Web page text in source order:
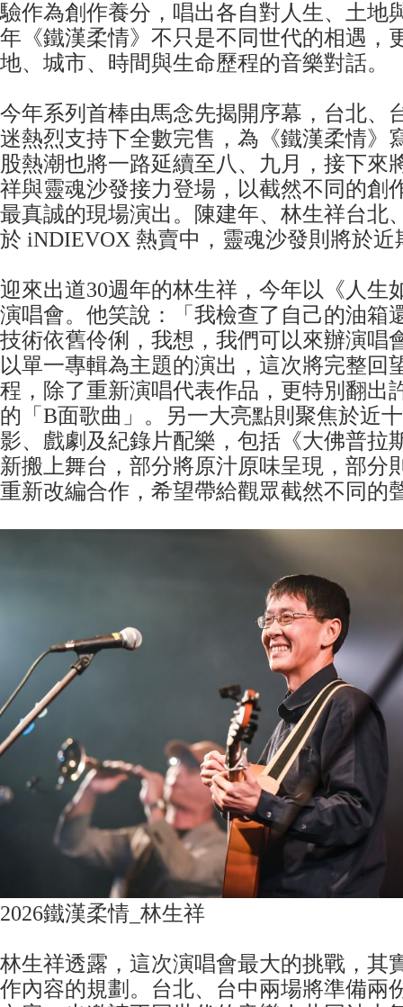
驗作為創作養分，唱出各自對人生、土地
年《鐵漢柔情》不只是不同世代的相遇，
地、城市、時間與生命歷程的音樂對話。
今年系列首棒由馬念先揭開序幕，台北、
迷熱烈支持下全數完售，為《鐵漢柔情》
股熱潮也將一路延續至八、九月，接下來
祥與靈魂沙發接力登場，以截然不同的創
最真誠的現場演出。陳建年、林生祥台北
於 iNDIEVOX 熱賣中，靈魂沙發則將於近
迎來出道30週年的林生祥，今年以《人生
演唱會。他笑說：「我檢查了自己的油箱
技術依舊伶俐，我想，我們可以來辦演唱
以單一專輯為主題的演出，這次將完整回
程，除了重新演唱代表作品，更特別翻出
的「B面歌曲」。另一大亮點則聚焦於近
影、戲劇及紀錄片配樂，包括《大佛普拉
新搬上舞台，部分將原汁原味呈現，部分
重新改編合作，希望帶給觀眾截然不同的
2026鐵漢柔情_林生祥
林生祥透露，這次演唱會最大的挑戰，其
作內容的規劃。台北、台中兩場將準備兩